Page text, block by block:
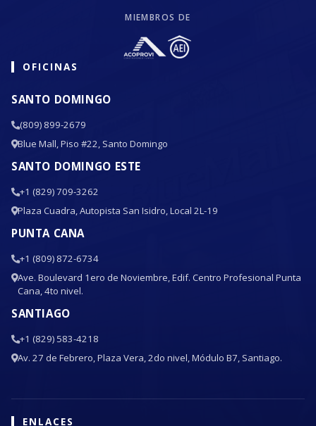
MIEMBROS DE
OFICINAS
SANTO DOMINGO
(809) 899-2679
Blue Mall, Piso #22, Santo Domingo
SANTO DOMINGO ESTE
+1 (829) 709-3262
Plaza Cuadra, Autopista San Isidro, Local 2L-19
PUNTA CANA
+1 (809) 872-6734
Ave. Boulevard 1ero de Noviembre, Edif. Centro Profesional Punta
Cana, 4to nivel.
SANTIAGO
+1 (829) 583-4218
Av. 27 de Febrero, Plaza Vera, 2do nivel, Módulo B7, Santiago.
ENLACES